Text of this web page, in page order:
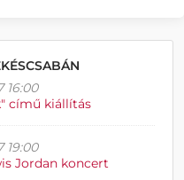
16:00
című kiállítás
19:00
Jordan koncert